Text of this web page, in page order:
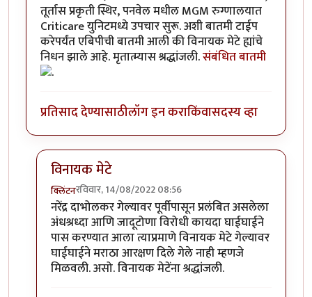
तूर्तास प्रकृती स्थिर, पनवेल मधील MGM रुग्णालयात
Criticare युनिटमध्ये उपचार सुरू. अशी बातमी टाईप
करेपर्यंत एबिपीची बातमी आली की विनायक मेटे ह्यांचे
निधन झाले आहे. मृतात्म्यास श्रद्धांजली.संबंधित बातमी
प्रतिसाद देण्यासाठीलॉग इन कराकिंवासदस्य व्हा
विनायक मेटे
क्लिंटनरविवार, 14/08/2022 08:56
In reply toशिवसंग्रामचे नेतेbyजेम्स वांड
नरेंद्र दाभोलकर गेल्यावर पूर्वीपासून प्रलंबित असलेला
अंधश्रध्दा आणि जादूटोणा विरोधी कायदा घाईघाईने
पास करण्यात आला त्याप्रमाणे विनायक मेटे गेल्यावर
घाईघाईने मराठा आरक्षण दिले गेले नाही म्हणजे
मिळवली. असो. विनायक मेटेंना श्रद्धांजली.